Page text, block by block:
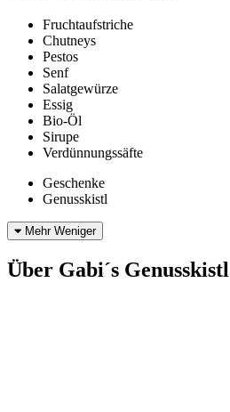
Fruchtaufstriche
Chutneys
Pestos
Senf
Salatgewürze
Essig
Bio-Öl
Sirupe
Verdünnungssäfte
Geschenke
Genusskistl
Mehr Weniger
Über Gabi´s Genusskistl